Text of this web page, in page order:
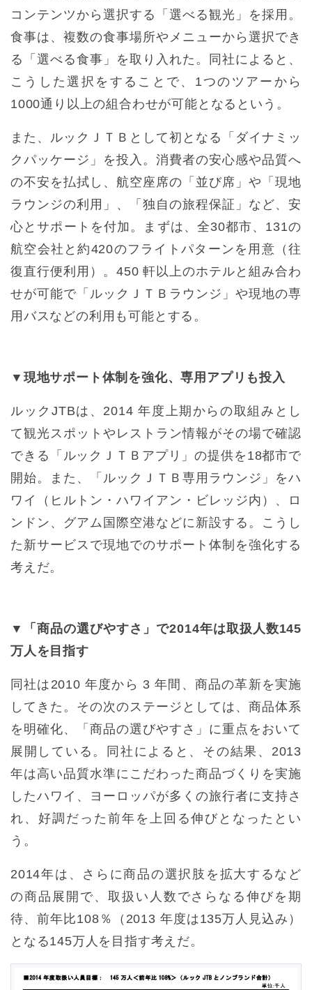
コンテンツから選択する「選べる観光」を採用。
食事は、複数の食事場所やメニューから選択でき
る「選べる食事」を取り入れた。同社によると、
こうした選択をすることで、1つのツアーから
1000通り以上の組合わせが可能となるという。
また、ルックＪＴＢとして初となる「ダイナミッ
クパッケージ」を投入。消費者の安心感や品質へ
の不安を払拭し、航空座席の「並び席」や「現地
ラウンジの利用」、「独自の旅程保証」など、安
心とサポートを付加。まずは、全30都市、131の
航空会社と約420のフライトパターンを用意（往
復直行便利用）。450 軒以上のホテルと組み合わ
せが可能で「ルックＪＴＢラウンジ」や現地の専
用バスなどの利用も可能とする。
▼現地サポート体制を強化、専用アプリも投入
ルックJTBは、2014 年度上期からの取組みとし
て観光スポットやレストラン情報がその場で確認
できる「ルックＪＴＢアプリ」の提供を18都市で
開始。また、「ルックＪＴＢ専用ラウンジ」をハ
ワイ（ヒルトン・ハワイアン・ビレッジ内）、ロ
ンドン、グアム国際空港などに新設する。こうし
た新サービスで現地でのサポート体制を強化する
考えだ。
▼「商品の選びやすさ」で2014年は取扱人数145
万人を目指す
同社は2010 年度から 3 年間、商品の革新を実施
してきた。その次のステージとしては、商品体系
を明確化、「商品の選びやすさ」に重点をおいて
展開している。同社によると、その結果、2013
年は高い品質水準にこだわった商品づくりを実施
したハワイ、ヨーロッパが多くの旅行者に支持さ
れ、好調だった前年を上回る伸びとなったとい
う。
2014年は、さらに商品の選択肢を拡大するなど
の商品展開で、取扱い人数でさらなる伸びを期
待、前年比108％（2013 年度は135万人見込み）
となる145万人を目指す考えだ。